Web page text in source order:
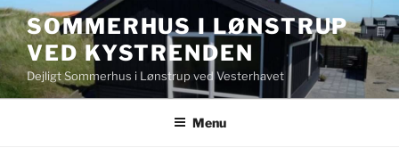
Videre
til
indhold
SOMMERHUS I LØNSTRUP
VED KYSTRENDEN
Dejligt Sommerhus i Lønstrup ved Vesterhavet
Menu